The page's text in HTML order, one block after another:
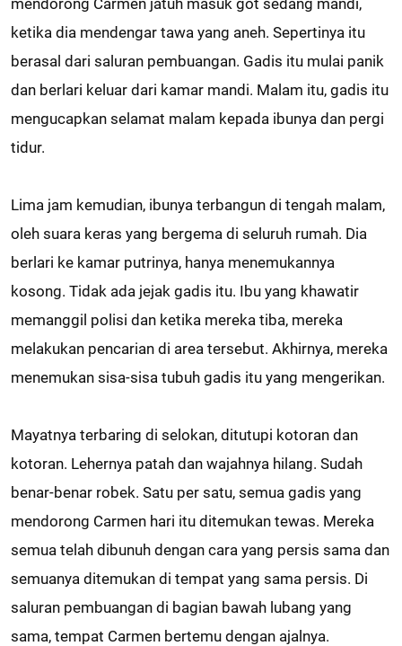
ketika dia mendengar tawa yang aneh. Sepertinya itu
berasal dari saluran pembuangan. Gadis itu mulai panik
dan berlari keluar dari kamar mandi. Malam itu, gadis itu
mengucapkan selamat malam kepada ibunya dan pergi
tidur.
Lima jam kemudian, ibunya terbangun di tengah malam,
oleh suara keras yang bergema di seluruh rumah. Dia
berlari ke kamar putrinya, hanya menemukannya
kosong. Tidak ada jejak gadis itu. Ibu yang khawatir
memanggil polisi dan ketika mereka tiba, mereka
melakukan pencarian di area tersebut. Akhirnya, mereka
menemukan sisa-sisa tubuh gadis itu yang mengerikan.
Mayatnya terbaring di selokan, ditutupi kotoran dan
kotoran. Lehernya patah dan wajahnya hilang. Sudah
benar-benar robek. Satu per satu, semua gadis yang
mendorong Carmen hari itu ditemukan tewas. Mereka
semua telah dibunuh dengan cara yang persis sama dan
semuanya ditemukan di tempat yang sama persis. Di
saluran pembuangan di bagian bawah lubang yang
sama, tempat Carmen bertemu dengan ajalnya.